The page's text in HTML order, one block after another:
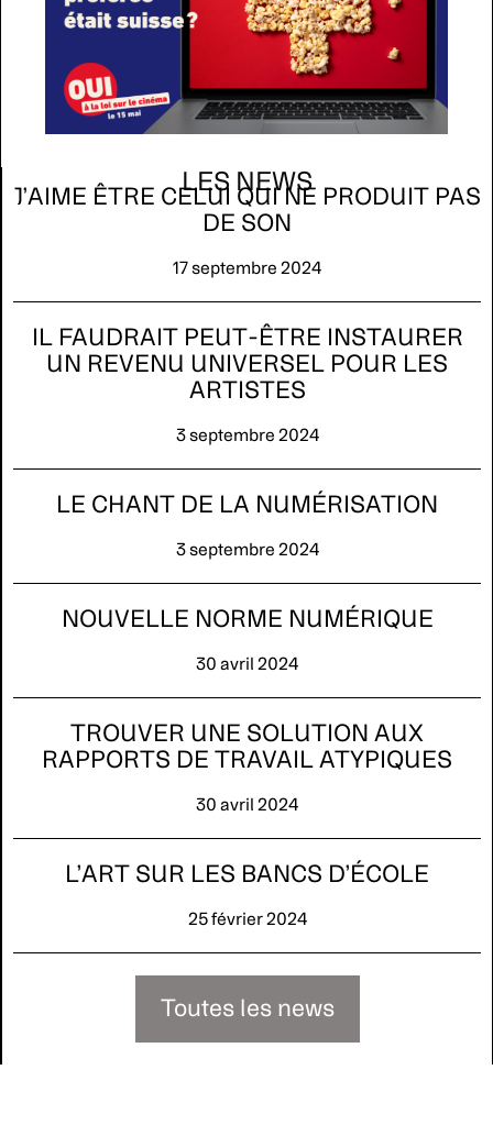
LES NEWS
J’AIME ÊTRE CELUI QUI NE PRODUIT PAS
DE SON
17 septembre 2024
IL FAUDRAIT PEUT-ÊTRE INSTAURER
UN REVENU UNIVERSEL POUR LES
ARTISTES
3 septembre 2024
LE CHANT DE LA NUMÉRISATION
3 septembre 2024
NOUVELLE NORME NUMÉRIQUE
30 avril 2024
TROUVER UNE SOLUTION AUX
RAPPORTS DE TRAVAIL ATYPIQUES
30 avril 2024
L’ART SUR LES BANCS D’ÉCOLE
25 février 2024
Toutes les news